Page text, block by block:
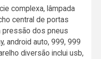
complexa, lâmpada
central de portas
pressão dos pneus
android auto, 999, 999
diversão inclui usb,